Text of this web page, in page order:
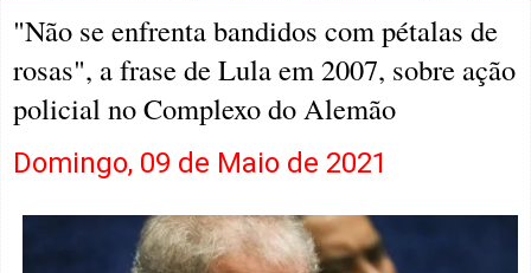
"Não se enfrenta bandidos com pétalas de
rosas", a frase de Lula em 2007, sobre ação
policial no Complexo do Alemão
Domingo, 09 de Maio de 2021